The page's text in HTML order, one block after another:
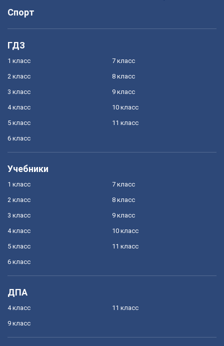
Спорт
ГДЗ
1 класс
2 класс
3 класс
4 класс
5 класс
6 класс
7 класс
8 класс
9 класс
10 класс
11 класс
Учебники
1 класс
2 класс
3 класс
4 класс
5 класс
6 класс
7 класс
8 класс
9 класс
10 класс
11 класс
ДПА
4 класс
9 класс
11 класс